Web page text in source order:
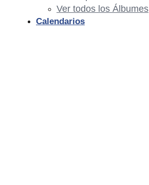
Ver todos los Álbumes
Calendarios